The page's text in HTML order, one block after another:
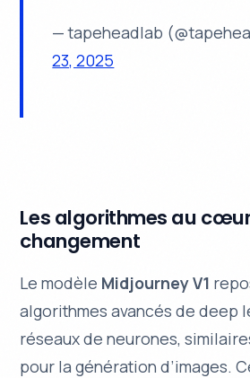
— tapeheadlab
23, 2025
Les algorithmes au
changement
Le modèle Midjourney V1
algorithmes avancés dedeep
réseaux de neurones,
pour la génération d’images.